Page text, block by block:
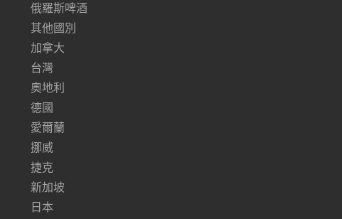
俄羅斯啤酒
其他國別
加拿大
台灣
奧地利
德國
愛爾蘭
挪威
捷克
新加坡
日本